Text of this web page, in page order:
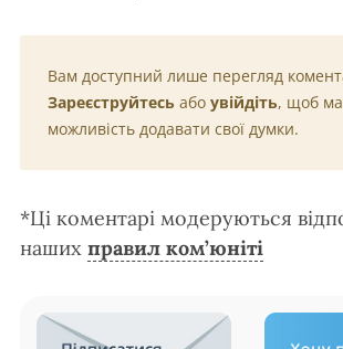
Вам доступний лише перегляд
Зареєструйтесь або увійдіть, щоб
можливість додавати свої думки.
*Ці коментарі модеруються
наших правил ком’юніті